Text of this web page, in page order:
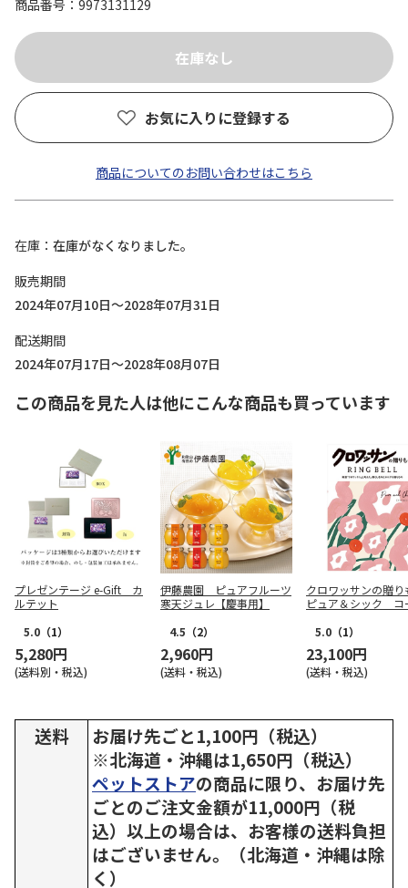
商品番号 9973131129
お気に入りに登録する
商品についてのお問い合わせはこちら
在庫
在庫がなくなりました。
販売期間
2024年07月10日～2028年07月31日
配送期間
2024年07月17日～2028年08月07日
この商品を見た人は他にこんな商品も買っています
プレゼンテージ e-Gift カ
ルテット
5.0 （1）
5,280円
(送料別・税込)
伊藤農園 ピュアフルーツ
寒天ジュレ【慶事用】
4.5 （2）
2,960円
(送料・税込)
クロワッサンの贈
ピュア＆シック コ
5.0 （1）
23,100円
(送料・税込)
送料
お届け先ごと1,100円（税込）
※北海道・沖縄は1,650円（税込）
ペットストアの商品に限り、お届け先
ごとのご注文金額が11,000円（税
込）以上の場合は、お客様の送料負担
はございません。（北海道・沖縄は除
く）